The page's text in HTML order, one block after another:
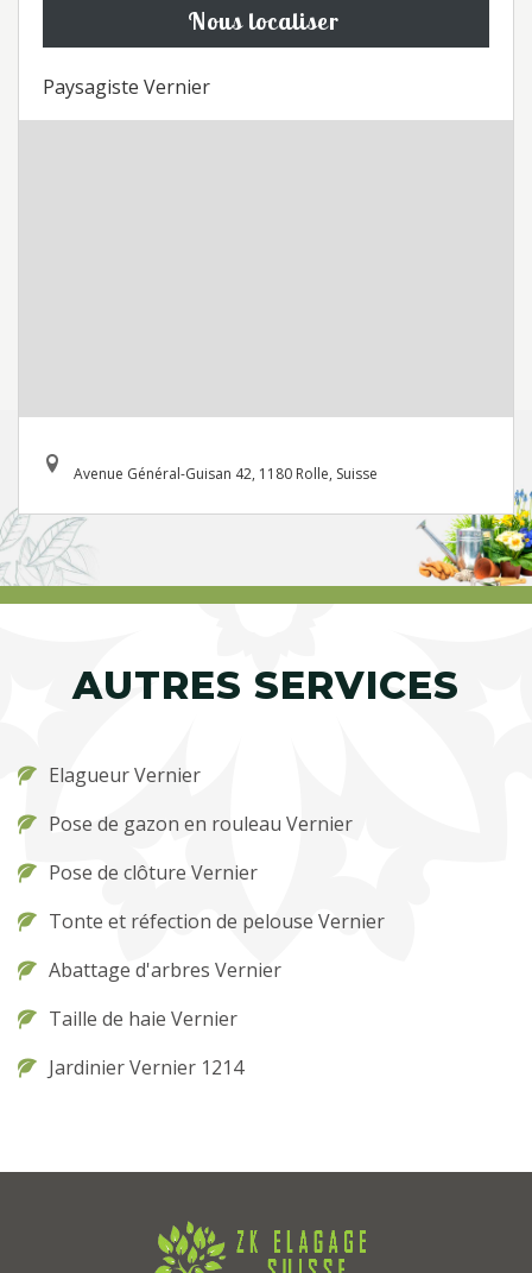
Nous localiser
Paysagiste Vernier
Avenue Général-Guisan 42, 1180 Rolle, Suisse
AUTRES SERVICES
Elagueur Vernier
Pose de gazon en rouleau Vernier
Pose de clôture Vernier
Tonte et réfection de pelouse Vernier
Abattage d'arbres Vernier
Taille de haie Vernier
Jardinier Vernier 1214